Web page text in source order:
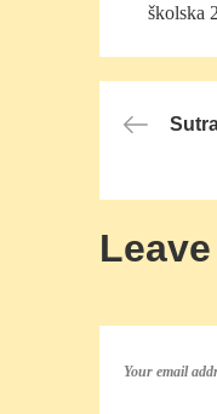
školska
Your email